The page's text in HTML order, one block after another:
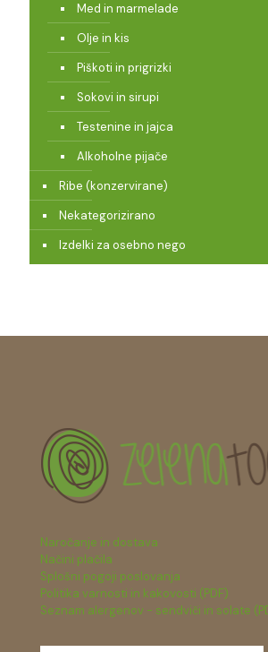
Med in marmelade
Olje in kis
Piškoti in prigrizki
Sokovi in sirupi
Testenine in jajca
Alkoholne pijače
Ribe (konzervirane)
Nekategorizirano
Izdelki za osebno nego
Naročanje in dostava
Načini plačila
Splošni pogoji poslovanja
Politika varnosti in kakovosti (PDF)
Seznam alergenov - sendviči in solate